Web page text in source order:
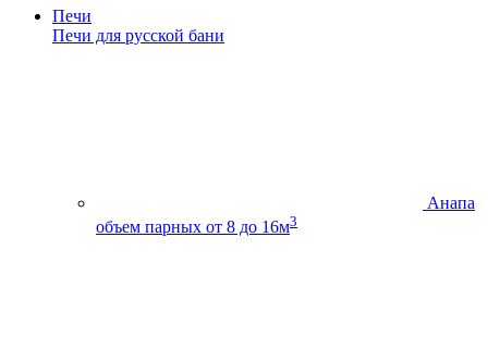
Печи
Печи для русской бани
Анапа
объем парных от 8 до 16м3